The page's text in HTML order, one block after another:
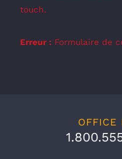
touch.
Erreur :Formulaire de
OFFICE